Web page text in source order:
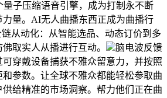
量子压缩语音引擎，成为打制永不断
量。AI无人曲播东西正成为曲播行
从动化：从智能选品、动态订价到多
取实人从播进行互动。
脑电波反馈
穿戴设备捕获不雅众留意力，并按照
参数。让全球不雅众都能轻松参取曲
给精准的市场洞察。帮力他们正在曲